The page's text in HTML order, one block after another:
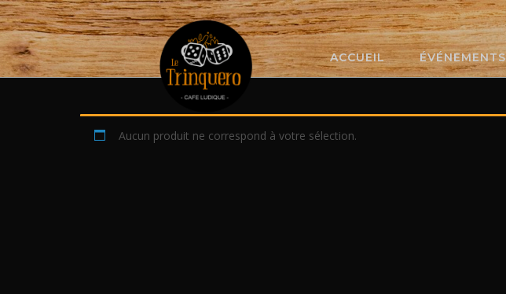
Skip
to
content
ACCUEIL ÉVÉNEMENTS
Aucun produit ne correspond à votre sélection.